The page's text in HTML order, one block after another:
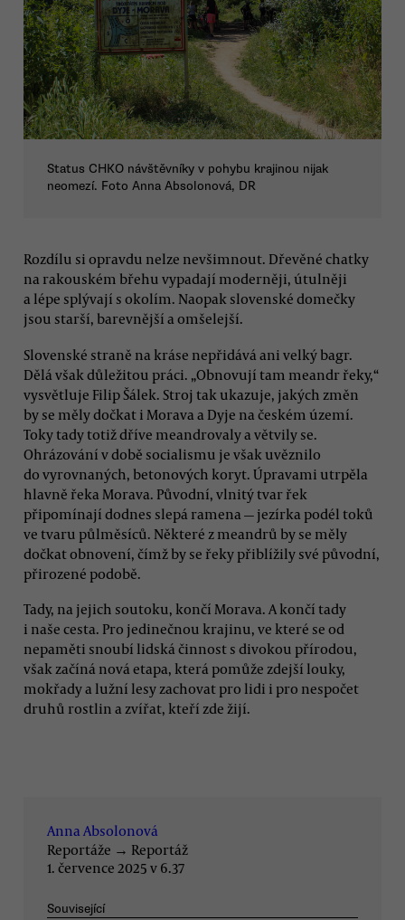
Status CHKO návštěvníky v pohybu krajinou nijak
neomezí. Foto Anna Absolonová, DR
Rozdílu si opravdu nelze nevšimnout. Dřevěné chatky
na rakouském břehu vypadají moderněji, útulněji
a lépe splývají s okolím. Naopak slovenské domečky
jsou starší, barevnější a omšelejší.
Slovenské straně na kráse nepřidává ani velký bagr.
Dělá však důležitou práci. „Obnovují tam meandr řeky,“
vysvětluje Filip Šálek. Stroj tak ukazuje, jakých změn
by se měly dočkat i Morava a Dyje na českém území.
Toky tady totiž dříve meandrovaly a větvily se.
Ohrázování v době socialismu je však uvěznilo
do vyrovnaných, betonových koryt. Úpravami utrpěla
hlavně řeka Morava. Původní, vlnitý tvar řek
připomínají dodnes slepá ramena — jezírka podél toků
ve tvaru půlměsíců. Některé z meandrů by se měly
dočkat obnovení, čímž by se řeky přiblížily své původní,
přirozené podobě.
Tady, na jejich soutoku, končí Morava. A končí tady
i naše cesta. Pro jedinečnou krajinu, ve které se od
nepaměti snoubí lidská činnost s divokou přírodou,
však začíná nová etapa, která pomůže zdejší louky,
mokřady a lužní lesy zachovat pro lidi i pro nespočet
druhů rostlin a zvířat, kteří zde žijí.
Anna Absolonová
Reportáže → Reportáž
1. července 2025 v 6.37
Související